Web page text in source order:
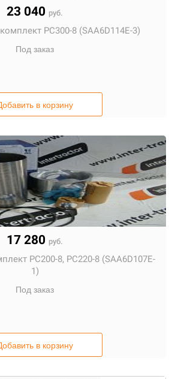
23 040 руб.
РС300-8 (SAA6D114E-3)
Под заказ
в корзину
17 280 руб.
PC200-8, PC220-8 (SAA6D107E-
1)
Под заказ
в корзину